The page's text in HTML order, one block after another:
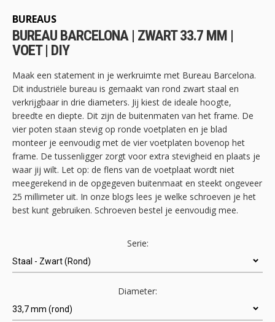
begin
van
de
afbeeldingen-
BUREAUS
BUREAU BARCELONA | ZWART 33.7 MM |
VOET | DIY
Maak een statement in je werkruimte met Bureau Barcelona.
Dit industriële bureau is gemaakt van rond zwart staal en
verkrijgbaar in drie diameters. Jij kiest de ideale hoogte,
breedte en diepte. Dit zijn de buitenmaten van het frame. De
vier poten staan stevig op ronde voetplaten en je blad
monteer je eenvoudig met de vier voetplaten bovenop het
frame. De tussenligger zorgt voor extra stevigheid en plaats je
waar jij wilt. Let op: de flens van de voetplaat wordt niet
meegerekend in de opgegeven buitenmaat en steekt ongeveer
25 millimeter uit. In onze blogs lees je welke schroeven je het
best kunt gebruiken. Schroeven bestel je eenvoudig mee.
Serie:
Diameter: